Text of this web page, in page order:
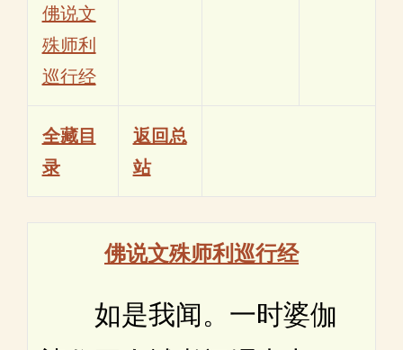
佛说文
殊师利
巡行经
全藏目
录
返回总
站
佛说文殊师利巡行经
如是我闻。一时婆伽